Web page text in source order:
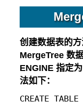
创建数据表的
MergeTree 数
ENGINE 指定
法如下：
CREATE